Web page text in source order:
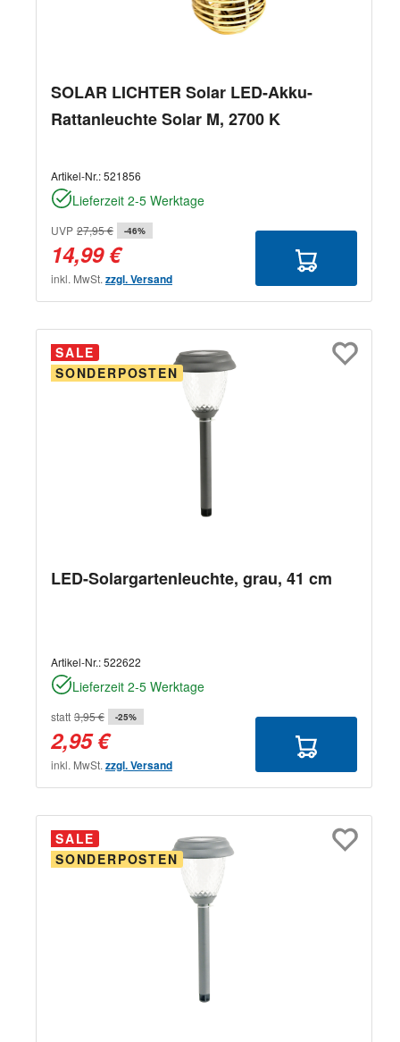
SOLAR LICHTER Solar LED-Akku-
Rattanleuchte Solar M, 2700 K
Artikel-Nr.:521856
Lieferzeit 2-5 Werktage
UVP 27,95 € -46%
14,99 €
inkl. MwSt. zzgl. Versand
SALE
SONDERPOSTEN
LED-Solargartenleuchte, grau, 41 cm
Artikel-Nr.:522622
Lieferzeit 2-5 Werktage
statt 3,95 € -25%
2,95 €
inkl. MwSt. zzgl. Versand
SALE
SONDERPOSTEN